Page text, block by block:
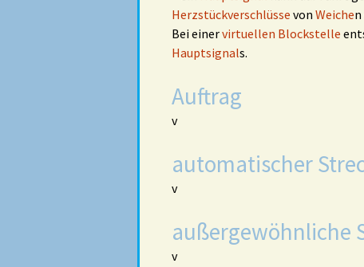
Herzstückverschlüsse von Weiche
Bei einervirtuellen Blockstelle
Hauptsignals.
Auftrag
v
automatischer
v
außergewöhnliche
v